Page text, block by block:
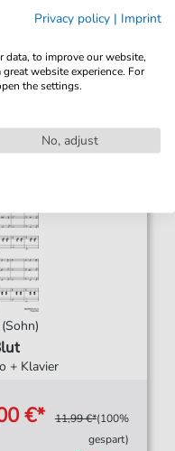
+ Klavier
€* 11,99 €*(100%
gespart)
Privacy policy | Imprint
data, to improve our website,
website experience. For
the settings.
No, adjust